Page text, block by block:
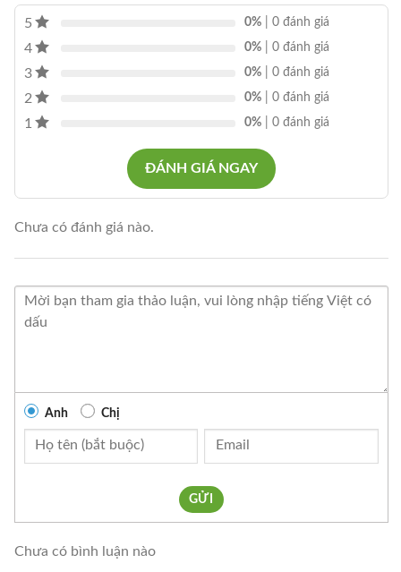
5 0%| 0 đánh giá
4 0%| 0 đánh giá
3 0%| 0 đánh giá
2 0%| 0 đánh giá
1 0%| 0 đánh giá
ĐÁNH GIÁ NGAY
Chưa có đánh giá nào.
Anh Chị
GỬI
Chưa có bình luận nào